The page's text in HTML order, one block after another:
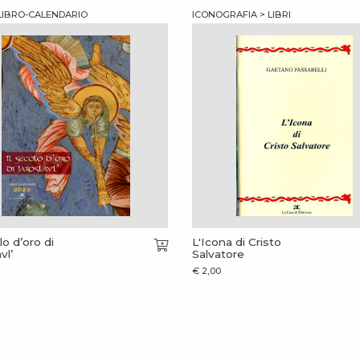
CALENDARIO
d’oro di
ICONOGRAFIA > LIBRI
L'Icona di Cristo
Salvatore
€ 2,00